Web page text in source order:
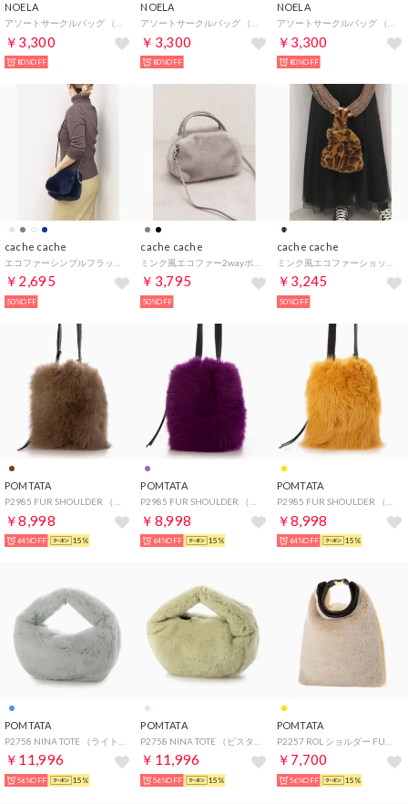
NOELA
￥3,300
80%OFF
NOELA
￥3,300
80%OFF
NOELA
￥3,300
80%OFF
cache cache
￥2,695
50%OFF
cache cache
￥3,795
50%OFF
cache cache
￥3,245
50%OFF
POMTATA
P2985 FUR SHOULDER （モカ）
￥8,998
64%OFF 15%
POMTATA
P2985 FUR SHOULDER （パープル）
￥8,998
64%OFF 15%
POMTATA
P2985 FUR SHOULDER （イエロー）
￥8,998
64%OFF 15%
POMTATA
￥11,996
56%OFF 15%
POMTATA
￥11,996
56%OFF 15%
POMTATA
￥7,700
56%OFF 15%